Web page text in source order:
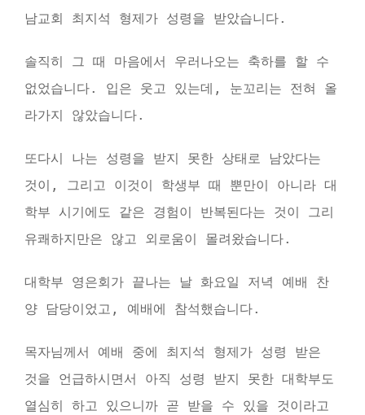
남교회 최지석 형제가 성령을 받았습니다.
솔직히 그 때 마음에서 우러나오는 축하를 할 수
없었습니다. 입은 웃고 있는데, 눈꼬리는 전혀 올
라가지 않았습니다.
또다시 나는 성령을 받지 못한 상태로 남았다는
것이, 그리고 이것이 학생부 때 뿐만이 아니라 대
학부 시기에도 같은 경험이 반복된다는 것이 그리
유쾌하지만은 않고 외로움이 몰려왔습니다.
대학부 영은회가 끝나는 날 화요일 저녁 예배 찬
양 담당이었고, 예배에 참석했습니다.
목자님께서 예배 중에 최지석 형제가 성령 받은
것을 언급하시면서 아직 성령 받지 못한 대학부도
열심히 하고 있으니까 곧 받을 수 있을 것이라고